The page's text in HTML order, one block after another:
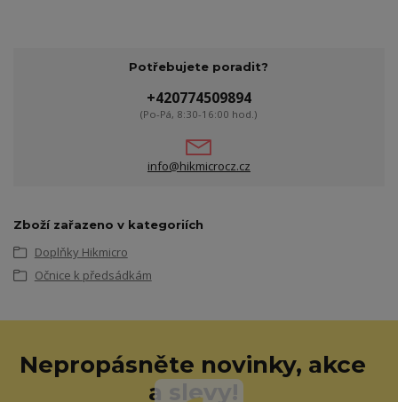
Potřebujete poradit?
+420774509894
(Po-Pá, 8:30-16:00 hod.)
info@hikmicrocz.cz
Zboží zařazeno v kategoriích
Doplňky Hikmicro
Očnice k předsádkám
Nepropásněte novinky, akce
a slevy!